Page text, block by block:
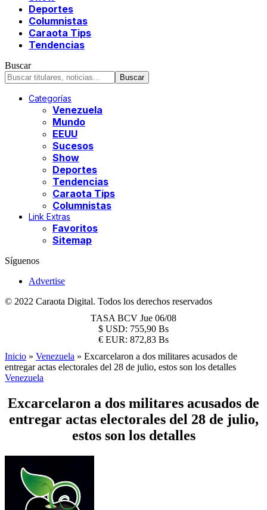
Deportes
Columnistas
Caraota Tips
Tendencias
Buscar
Categorías
Venezuela
Mundo
EEUU
Sucesos
Show
Deportes
Tendencias
Caraota Tips
Columnistas
Link Extras
Favoritos
Sitemap
Síguenos
Advertise
© 2022 Caraota Digital. Todos los derechos reservados
TASA BCV Jue 06/08
$ USD: 755,90 Bs
€ EUR: 872,83 Bs
Inicio » Venezuela » Excarcelaron a dos militares acusados de
entregar actas electorales del 28 de julio, estos son los detalles
Venezuela
Excarcelaron a dos militares acusados de
entregar actas electorales del 28 de julio,
estos son los detalles